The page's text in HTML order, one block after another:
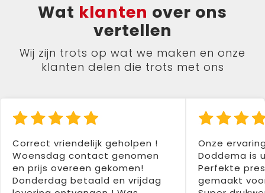
Wat klanten over ons
vertellen
Wij zijn trots op wat we maken en onze
klanten delen die trots met ons
Correct vriendelijk geholpen !
Woensdag contact genomen
en prijs overeen gekomen!
Donderdag betaald en vrijdag
Onze
Doddema is
Perfekte
gemaakt